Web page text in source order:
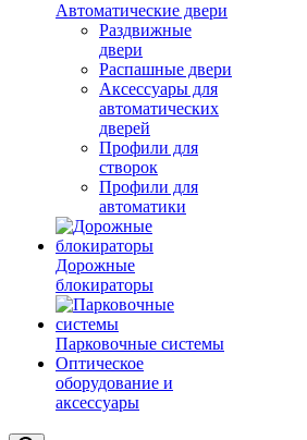
Автоматические двери
Раздвижные
двери
Распашные двери
Аксессуары для
автоматических
дверей
Профили для
створок
Профили для
автоматики
Дорожные
блокираторы
Парковочные системы
Оптическое
оборудование и
аксессуары